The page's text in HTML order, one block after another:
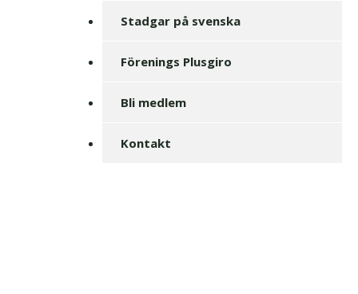
Stadgar på svenska
Förenings Plusgiro
Bli medlem
Kontakt